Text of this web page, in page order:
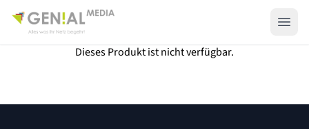
Dieses Produkt ist nicht verfügbar.